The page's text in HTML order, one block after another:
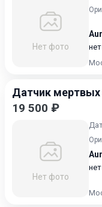
Нет фото
Датчик
19 500 ₽
Нет фото